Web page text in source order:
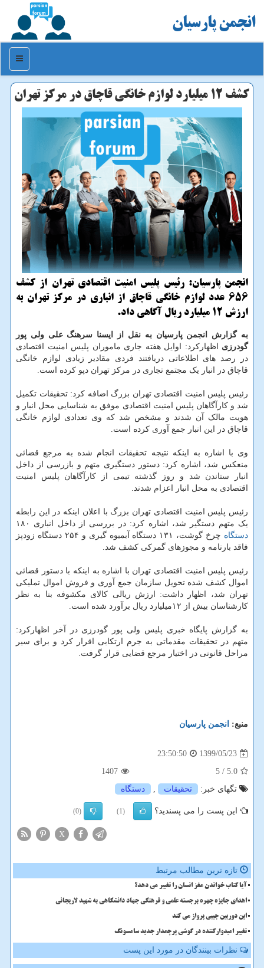
انجمن پارسیان
منو
كشف 12 میلیارد لوازم خانگی قاچاق در مركز تهران
انجمن پارسیان: رئیس پلیس امنیت اقتصادی تهران از كشف
656 عدد لوازم خانگی قاچاق از انباری در مركز تهران به
ارزش 12 میلیارد ریال آگاهی داد.
به گزارش انجمن پارسیان به نقل از ایسنا سرهنگ علی ولی پور
گودرزی اظهارکرد: اوایل هفته جاری ماموران پلیس امنیت اقتصادی
در رصد های اطلاعاتی دریافتند فردی مقادیر زیادی لوازم خانگی
قاچاق در انبار یک مجتمع تجاری در مرکز تهران دپو کرده است.
رئیس پلیس امنیت اقتصادی تهران بزرگ اضافه کرد: تحقیقات تکمیل
شد و کارآگاهان پلیس امنیت اقتصادی موفق به شناسایی محل انبار و
هویت مالک آن شدند و مشخص شد که وی تعدادی لوازم خانگی
قاچاق در این انبار جمع آوری کرده است.
وی با اشاره به اینکه نتیجه تحقیقات انجام شده به مرجع قضائی
منعکس شد، اشاره کرد: دستور دستگیری متهم و بازرسی از داخل
انبار ستاندن شد و روز گذشته تیمی از کارآگاهان پلیس امنیت
اقتصادی به محل انبار اعزام شدند.
رئیس پلیس امنیت اقتصادی تهران بزرگ با اعلان اینکه در این رابطه
یک متهم دستگیر شد، اشاره کرد: در بررسی از داخل انباری ۱۸۰
دستگاه
چرخ گوشت، ۱۳۱ دستگاه آبمیوه گیری و ۲۵۴ دستگاه زودپز
فاقد بارنامه و مجوزهای گمرکی کشف شد.
رئیس پلیس امنیت اقتصادی تهران با اشاره به اینکه با دستور قضائی
اموال کشف شده تحویل سازمان جمع آوری و فروش اموال تملیکی
تهران شد، اظهار داشت: ارزش ریالی کالای مکشوفه بنا به نظر
کارشناسان بیش از ۱۲میلیارد ریال برآورد شده است.
به گزارش پایگاه خبری پلیس ولی پور گودرزی در آخر اظهارکرد:
متهم در تحقیقات مقدماتی به جرم ارتکابی اقرار کرد و برای سیر
مراحل قانونی در اختیار مرجع قضایی قرار گرفت.
منبع: انجمن پارسیان
1399/05/23
23:50:50
5.0
/ 5
1407
تگهای خبر:
تحقیقات , دستگاه
این پست را می پسندید؟ (1)
(0)
X
تازه ترین مطالب مرتبط
آیا کتاب خواندن مغز انسان را تغییر می دهد؟
اهدای جایزه چهره برجسته علمی و فرهنگی جهاد دانشگاهی به شهید لاریجانی
این دوربین جیبی پرواز می کند
تغییر امیدوارکننده در گوشی پرچمدار جدید سامسونگ
نظرات بینندگان در مورد این پست